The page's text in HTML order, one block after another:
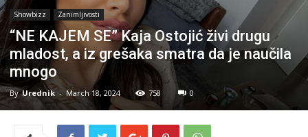
Showbizz Zanimljivosti
“NE KAJEM SE” Kaja Ostojić živi drugu
mladost, a iz grešaka smatra da je naučila
mnogo
By Urednik - March 18, 2024 758 0